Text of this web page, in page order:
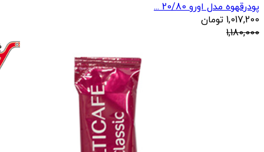
پودرقهوه مدل اورو 20/80 ...
1,017,200 تومان
1,180,000